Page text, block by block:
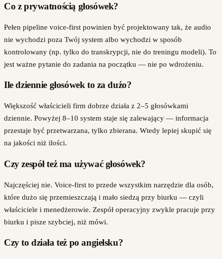
Co z prywatnością głosówek?
Pełen pipeline voice-first powinien być projektowany tak, że audio
nie wychodzi poza Twój system albo wychodzi w sposób
kontrolowany (np. tylko do transkrypcji, nie do treningu modeli). To
jest ważne pytanie do zadania na początku — nie po wdrożeniu.
Ile dziennie głosówek to za dużo?
Większość właścicieli firm dobrze działa z 2–5 głosówkami
dziennie. Powyżej 8–10 system staje się zalewający — informacja
przestaje być przetwarzana, tylko zbierana. Wtedy lepiej skupić się
na jakości niż ilości.
Czy zespół też ma używać głosówek?
Najczęściej nie. Voice-first to przede wszystkim narzędzie dla osób,
które dużo się przemieszczają i mało siedzą przy biurku — czyli
właściciele i menedżerowie. Zespół operacyjny zwykle pracuje przy
biurku i pisze szybciej, niż mówi.
Czy to działa też po angielsku?